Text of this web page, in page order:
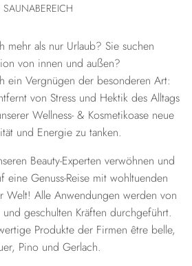
SAUNABEREICH
mehr als nur Urlaub? Sie suchen
von innen und außen?
ein Vergnügen der besonderen Art:
von Stress und Hektik des Alltags
Wellness- & Kosmetikoase neue
und Energie zu tanken.
Beauty-Experten verwöhnen und
eine Genuss-Reise mit wohltuenden
Welt! Alle Anwendungen werden von
geschulten Kräften durchgeführt.
Produkte der Firmen être belle,
Pino und Gerlach.